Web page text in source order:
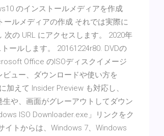
のインストールメディアを作成
ールメディアの作成 それでは実際に
の URL にアクセスします。 2020年
ールします。 20161224r80. DVDの
Office のISOディスクイメージ
ュー、ダウンロードや使い方を
えて Insider Preview も対応し、
や、画面がグレーアウトしてダウン
ISO Downloader.exe」リンクをク
イトからは、Windows 7、Windows